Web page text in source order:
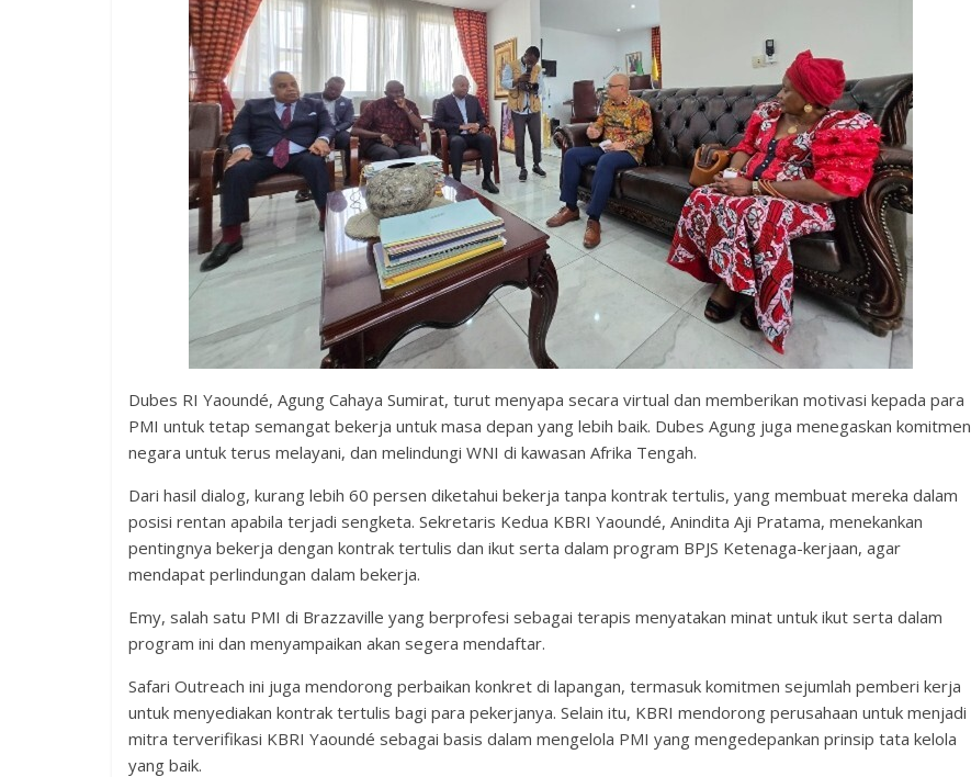
Dubes RI Yaoundé, Agung Cahaya Sumirat, turut menyapa secara virtual dan memberikan motivasi kepada para
PMI untuk tetap semangat bekerja untuk masa depan yang lebih baik. Dubes Agung juga menegaskan komitmen
negara untuk terus melayani, dan melindungi WNI di kawasan Afrika Tengah.
Dari hasil dialog, kurang lebih 60 persen diketahui bekerja tanpa kontrak tertulis, yang membuat mereka dalam
posisi rentan apabila terjadi sengketa. Sekretaris Kedua KBRI Yaoundé, Anindita Aji Pratama, menekankan
pentingnya bekerja dengan kontrak tertulis dan ikut serta dalam program BPJS Ketenaga-kerjaan, agar
mendapat perlindungan dalam bekerja.
Emy, salah satu PMI di Brazzaville yang berprofesi sebagai terapis menyatakan minat untuk ikut serta dalam
program ini dan menyampaikan akan segera mendaftar.
Safari Outreach ini juga mendorong perbaikan konkret di lapangan, termasuk komitmen sejumlah pemberi kerja
untuk menyediakan kontrak tertulis bagi para pekerjanya. Selain itu, KBRI mendorong perusahaan untuk menjadi
mitra terverifikasi KBRI Yaoundé sebagai basis dalam mengelola PMI yang mengedepankan prinsip tata kelola
yang baik.